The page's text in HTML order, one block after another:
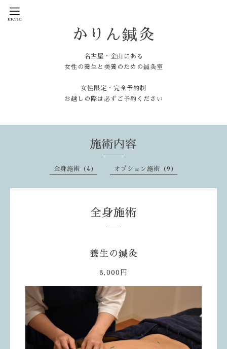
かりん鍼灸
名古屋・金山にある
女性の養生と美養のための鍼灸室
女性限定・完全予約制
お越しの際は必ずご予約ください
施術内容
全身施術（4） オプション施術（9）
全身施術
養生の鍼灸
8,000円